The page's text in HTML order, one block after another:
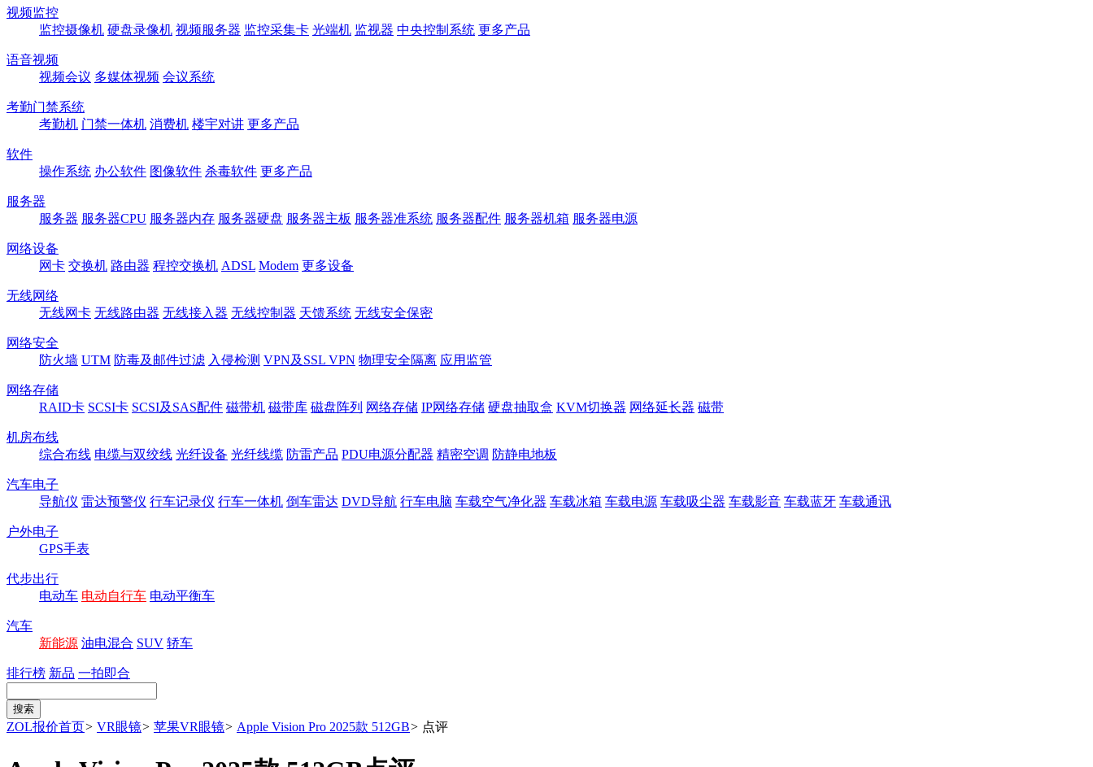
视频监控
监控摄像机 硬盘录像机 视频服务器 监控采集卡 光端机 监视器 中央控制系统 更多产品
语音视频
视频会议 多媒体视频 会议系统
考勤门禁系统
考勤机 门禁一体机 消费机 楼宇对讲 更多产品
软件
操作系统 办公软件 图像软件 杀毒软件 更多产品
服务器
服务器 服务器CPU 服务器内存 服务器硬盘 服务器主板 服务器准系统 服务器配件 服务器机箱 服务器电源
网络设备
网卡 交换机 路由器 程控交换机 ADSL Modem 更多设备
无线网络
无线网卡 无线路由器 无线接入器 无线控制器 天馈系统 无线安全保密
网络安全
防火墙 UTM 防毒及邮件过滤 入侵检测 VPN及SSL VPN 物理安全隔离 应用监管
网络存储
RAID卡 SCSI卡 SCSI及SAS配件 磁带机 磁带库 磁盘阵列 网络存储 IP网络存储 硬盘抽取盒 KVM切换器 网络延长器 磁带
机房布线
综合布线 电缆与双绞线 光纤设备 光纤线缆 防雷产品 PDU电源分配器 精密空调 防静电地板
汽车电子
导航仪 雷达预警仪 行车记录仪 行车一体机 倒车雷达 DVD导航 行车电脑 车载空气净化器 车载冰箱 车载电源 车载吸尘器 车载影音 车载蓝牙 车载通讯
户外电子
GPS手表
代步出行
电动车 电动自行车 电动平衡车
汽车
新能源 油电混合 SUV 轿车
排行榜 新品 一拍即合
ZOL报价首页> VR眼镜> 苹果VR眼镜> Apple Vision Pro 2025款 512GB> 点评